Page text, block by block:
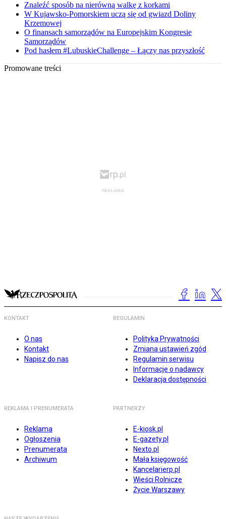
Znaleźć sposób na nierówną walkę z korkami
W Kujawsko-Pomorskiem uczą się od gwiazd Doliny
Krzemowej
O finansach samorządów na Europejskim Kongresie
Samorządów
Pod hasłem #LubuskieChallenge – Łączy nas przyszłość
Promowane treści
KONTAKT
O nas
Kontakt
Napisz do nas
REGULAMIN
Polityka Prywatności
Zmiana ustawień zgód
Regulamin serwisu
Informacje o nadawcy
Deklaracja dostępności
REKLAMA I PRENUMERATA
Reklama
Ogłoszenia
Prenumerata
Archiwum
PARTNERZY
E-kiosk.pl
E-gazety.pl
Nexto.pl
Mała księgowość
Kancelarierp.pl
Wieści Rolnicze
Życie Warszawy